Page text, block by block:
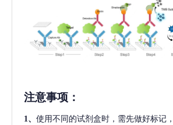
注意事项 ：
1、 使用不同的试剂盒时，需先做好标记